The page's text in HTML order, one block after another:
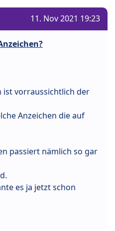
11. Nov 2021 19:23
vorraussichtlich der
Anzeichen die auf
passiert nämlich so gar
es ja jetzt schon